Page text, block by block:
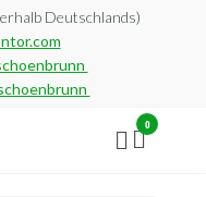
Deutschlands)
0